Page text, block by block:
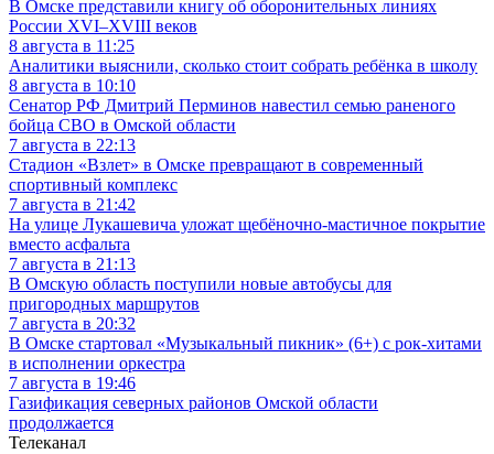
В Омске представили книгу об оборонительных линиях
России XVI–XVIII веков
8 августа в 11:25
Аналитики выяснили, сколько стоит собрать ребёнка в школу
8 августа в 10:10
Сенатор РФ Дмитрий Перминов навестил семью раненого
бойца СВО в Омской области
7 августа в 22:13
Стадион «Взлет» в Омске превращают в современный
спортивный комплекс
7 августа в 21:42
На улице Лукашевича уложат щебёночно-мастичное покрытие
вместо асфальта
7 августа в 21:13
В Омскую область поступили новые автобусы для
пригородных маршрутов
7 августа в 20:32
В Омске стартовал «Музыкальный пикник» (6+) с рок-хитами
в исполнении оркестра
7 августа в 19:46
Газификация северных районов Омской области
продолжается
Телеканал